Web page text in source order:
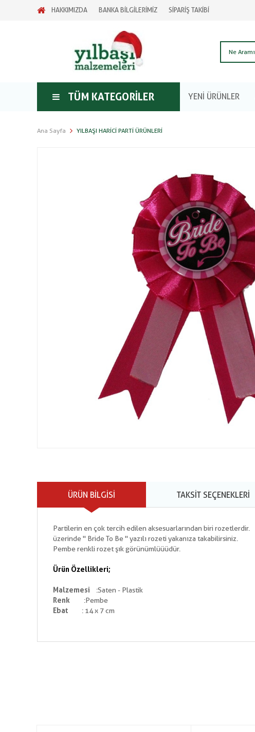
HAKKIMIZDA BANKA BİLGİLERİMİZ SİPARİŞ TAKİBİ
TÜM KATEGORILER YENİ ÜRÜNLER
Ana Sayfa YILBAŞI HARICI PARTI ÜRÜNLERI
ÜRÜN BILGISI TAKSIT SEÇENEKLERI
Partilerin en çok tercih edilen aksesuarlarından biri rozetlerdir.
üzerinde '' Bride To Be '' yazılı rozeti yakanıza takabilirsiniz.
Pembe renkli rozet şık görünümlüüüdür.
Ürün Özellikleri;
Malzemesi :Saten - Plastik
Renk :Pembe
Ebat : 14 x 7 cm